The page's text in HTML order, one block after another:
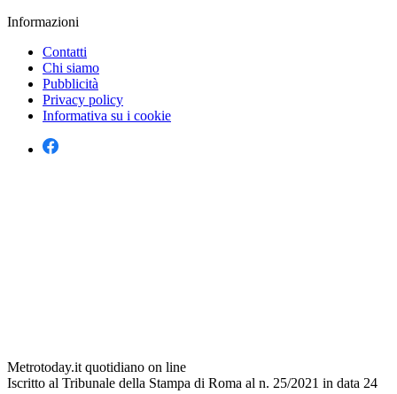
Informazioni
Contatti
Chi siamo
Pubblicità
Privacy policy
Informativa su i cookie
Metrotoday.it quotidiano on line
Iscritto al Tribunale della Stampa di Roma al n. 25/2021 in data 24